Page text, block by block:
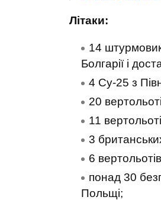
Літаки:
14
Болгарії і
4 Су-25 з
20
11
3
6
понад 30
Польщі;